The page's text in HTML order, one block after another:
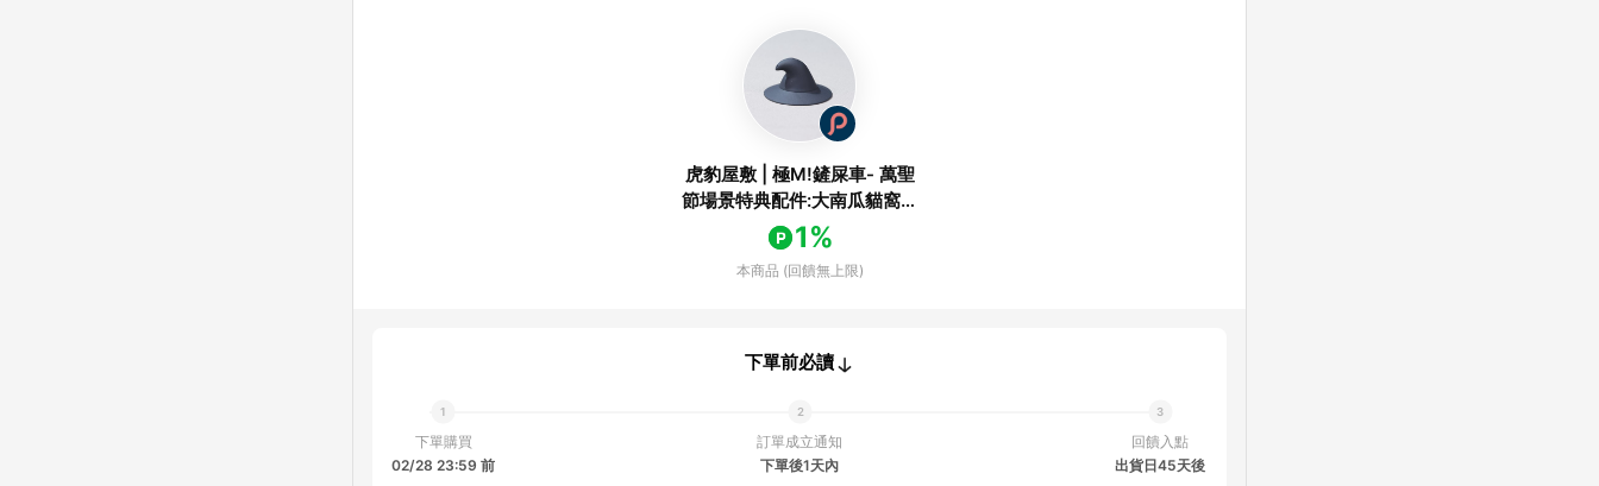
虎豹屋敷 | 極M!鏟屎車- 萬聖
節場景特典配件:大南瓜貓窩蓋
子1%
本商品 (回饋無上限)
下單前必讀
下單購買
02/28 23:59 前
訂單成立通知
下單後1天內
回饋入點
出貨日45天後